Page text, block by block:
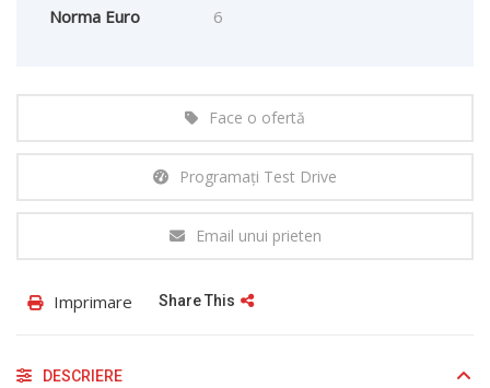
Norma Euro
6
Face o ofertă
Programați Test Drive
Email unui prieten
Imprimare Share This
DESCRIERE